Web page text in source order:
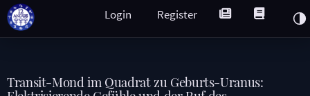
Register
Login
Transit-Mond im Quadrat zu Geburts-Uranus: